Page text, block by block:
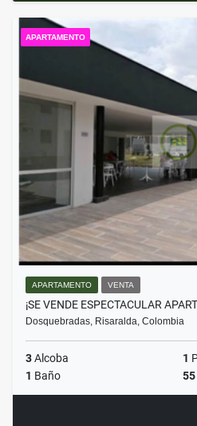
APARTAMENTO
APARTAMENTO VENTA
¡SE VENDE ESPECTACULAR
Dosquebradas, Risaralda, Colombia
3Alcoba 1
1 Baño 55